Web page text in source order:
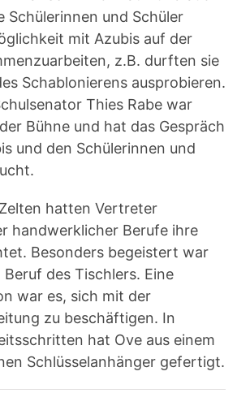
Schülerinnen und Schüler
mit Azubis auf der
z.B. durften sie
Schablonierens ausprobieren.
Thies Rabe war
Bühne und hat das Gespräch
und den Schülerinnen und
hatten Vertreter
handwerklicher Berufe ihre
Besonders begeistert war
Beruf des Tischlers. Eine
war es, sich mit der
zu beschäftigen. In
hat Ove aus einem
Schlüsselanhänger gefertigt.